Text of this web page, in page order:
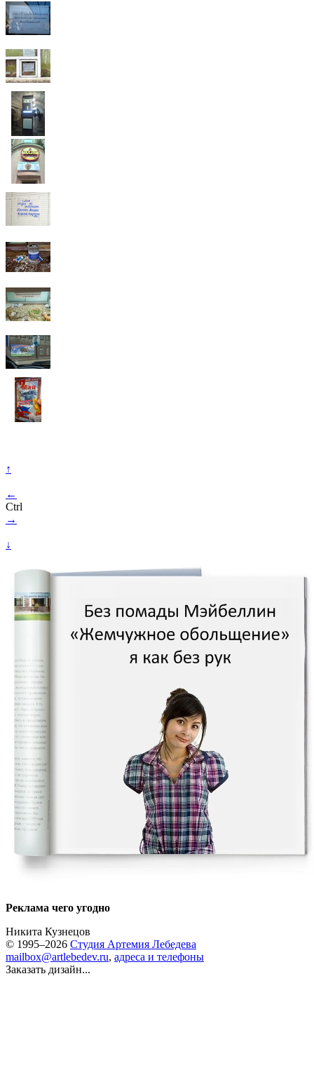
↑
←
Ctrl
→
↓
Реклама чего угодно
Никита Кузнецов
© 1995–2026 Студия Артемия Лебедева
mailbox@artlebedev.ru, адреса и телефоны
Заказать дизайн...